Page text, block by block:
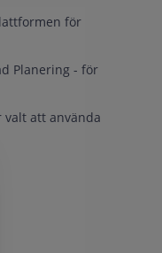
för
Planering - för
valt att använda